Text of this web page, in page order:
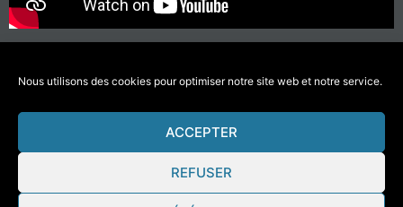
Nous utilisons des cookies pour optimiser notre site web et notre service.
ACCEPTER
REFUSER
#SeDéplacerMoinsPolluer
© 2021 Fleurette-Florium – Une réalisation